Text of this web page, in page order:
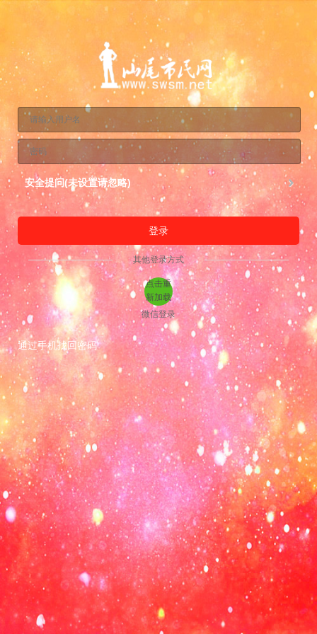
安全提问(未设置请忽略)
登录
其他登录方式
点击重
新加载
微信登录
通过手机找回密码